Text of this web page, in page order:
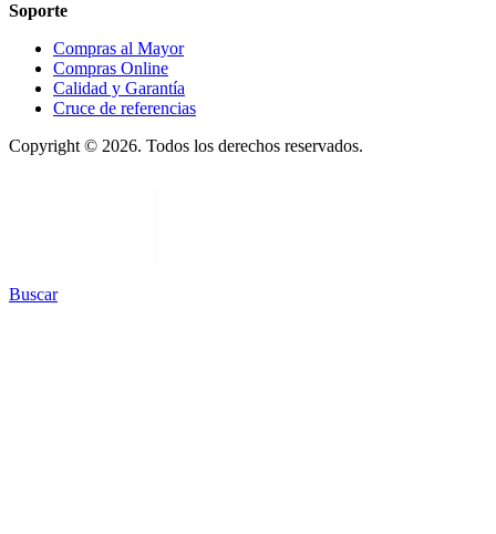
Soporte
Compras al Mayor
Compras Online
Calidad y Garantía
Cruce de referencias
Copyright © 2026. Todos los derechos reservados.
Buscar